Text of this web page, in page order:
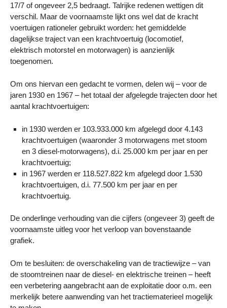
17/7 of ongeveer 2,5 bedraagt. Talrijke redenen wettigen dit
verschil. Maar de voornaamste lijkt ons wel dat de kracht
voertuigen rationeler gebruikt worden: het gemiddelde
dagelijkse traject van een krachtvoertuig (locomotief,
elektrisch motorstel en motorwagen) is aanzienlijk
toegenomen.
Om ons hiervan een gedacht te vormen, delen wij – voor de
jaren 1930 en 1967 – het totaal der afgelegde trajecten door het
aantal krachtvoertuigen:
in 1930 werden er 103.933.000 km afgelegd door 4.143
krachtvoertuigen (waaronder 3 motorwagens met stoom
en 3 diesel-motorwagens), d.i. 25.000 km per jaar en per
krachtvoertuig;
in 1967 werden er 118.527.822 km afgelegd door 1.530
krachtvoertuigen, d.i. 77.500 km per jaar en per
krachtvoertuig.
De onderlinge verhouding van die cijfers (ongeveer 3) geeft de
voornaamste uitleg voor het verloop van bovenstaande
grafiek.
Om te besluiten: de overschakeling van de tractiewijze – van
de stoomtreinen naar de diesel- en elektrische treinen – heeft
een verbetering aangebracht aan de exploitatie door o.m. een
merkelijk betere aanwending van het tractiematerieel mogelijk